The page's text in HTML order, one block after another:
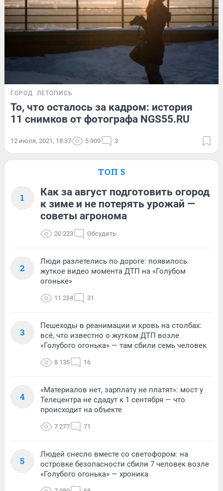
ГОРОД ЛЕТОПИСЬ
То, что осталось за кадром: история
11 снимков от фотографа NGS55.RU
12 июля, 2021, 18:37 5 909 3
ТОП 5
1
Как за август подготовить огород
к зиме и не потерять урожай —
советы агронома
20 223 Обсудить
2
Люди разлетелись по дороге: появилось
жуткое видео момента ДТП на «Голубом
огоньке»
11 224 31
3
Пешеходы в реанимации и кровь на столбах:
всё, что известно о жутком ДТП возле
«Голубого огонька» — там сбили семь человек
8 135 16
4
«Материалов нет, зарплату не платят»: мост у
Телецентра не сдадут к 1 сентября — что
происходит на объекте
7 277 71
5
Людей снесло вместе со светофором: на
островке безопасности сбили 7 человек возле
«Голубого огонька» — хроника